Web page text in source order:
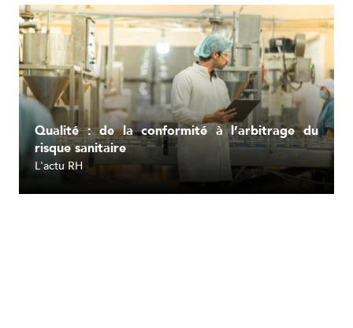
Lire l'article
L'actu RH
Qualité : de la conformité à l’arbitrage du
risque sanitaire